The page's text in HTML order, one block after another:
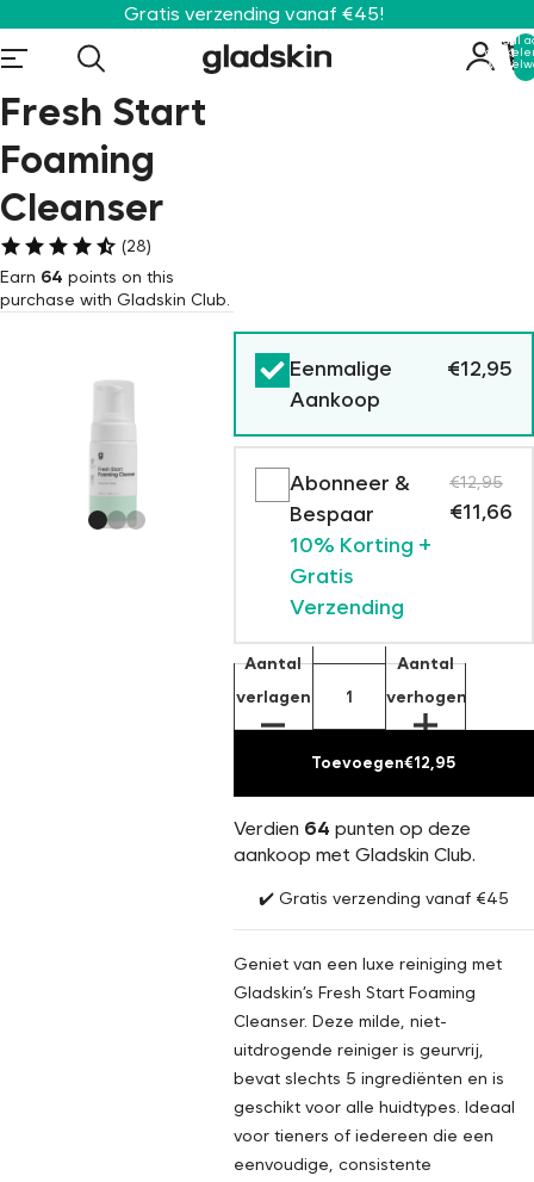
Gratis verzending vanaf €45!
Totaal
Fresh Start
Foaming
Cleanser
(28)
Earn 64 points on this
purchase with Gladskin Club.
Eenmalige
Aankoop
€12,95
Abonneer &
Bespaar
10% Korting +
Gratis
Verzending
€12,95
€11,66
Aantal
verlagen
Aantal
verhogen
Toevoegen€12,95
Verdien 64 punten op deze
aankoop met Gladskin Club.
✔️ Gratis verzending vanaf €45
Geniet van een luxe reiniging met
Gladskin’s Fresh Start Foaming
Cleanser. Deze milde, niet-
uitdrogende reiniger is geurvrij,
bevat slechts 5 ingrediënten en is
geschikt voor alle huidtypes. Ideaal
voor tieners of iedereen die een
eenvoudige, consistente